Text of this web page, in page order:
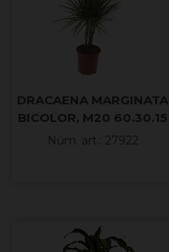
DRACAENA MARGINATA
BICOLOR, M20 60.30.15
H120cm
Núm. art.: 27922